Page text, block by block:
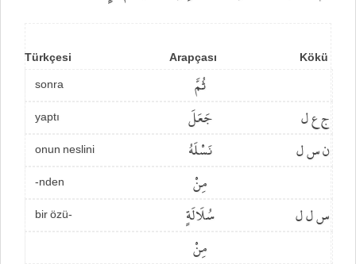
Türkçesi Kökü
Arapçası
sonra
ثُمَّ
yaptı ج ع ل جَعَلَ
onun neslini ن س ل نَسْلَهُ
-nden مِنْ
bir özü- س ل ل
سُلَالَةٍ
مِنْ